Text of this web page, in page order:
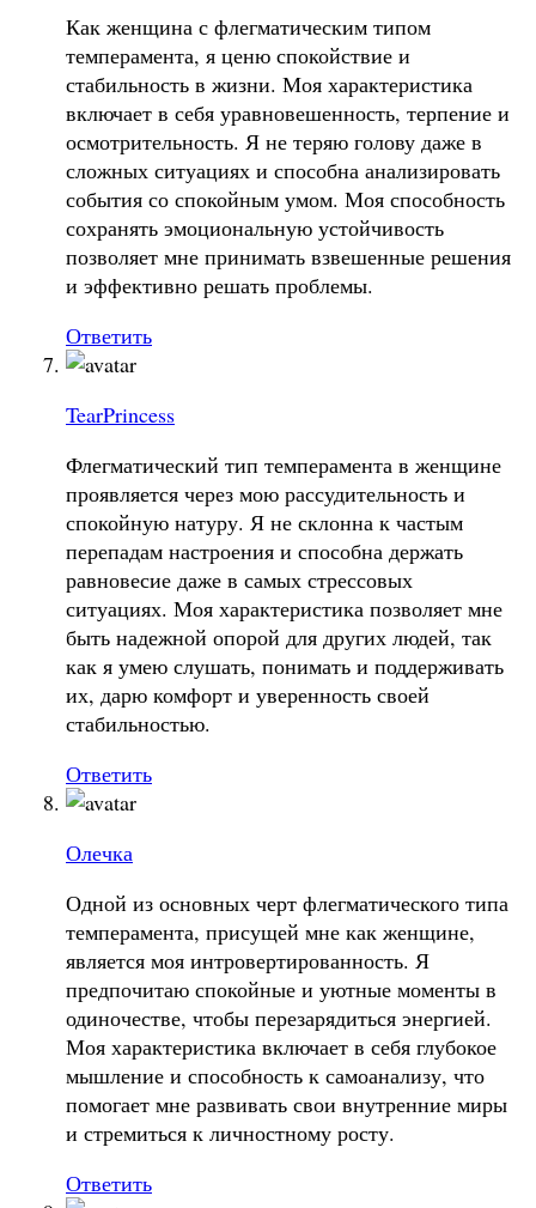
Как женщина с флегматическим типом
темперамента, я ценю спокойствие и
стабильность в жизни. Моя характеристика
включает в себя уравновешенность, терпение и
осмотрительность. Я не теряю голову даже в
сложных ситуациях и способна анализировать
события со спокойным умом. Моя способность
сохранять эмоциональную устойчивость
позволяет мне принимать взвешенные решения
и эффективно решать проблемы.
Ответить
TearPrincess
Флегматический тип темперамента в женщине
проявляется через мою рассудительность и
спокойную натуру. Я не склонна к частым
перепадам настроения и способна держать
равновесие даже в самых стрессовых
ситуациях. Моя характеристика позволяет мне
быть надежной опорой для других людей, так
как я умею слушать, понимать и поддерживать
их, дарю комфорт и уверенность своей
стабильностью.
Ответить
Олечка
Одной из основных черт флегматического типа
темперамента, присущей мне как женщине,
является моя интровертированность. Я
предпочитаю спокойные и уютные моменты в
одиночестве, чтобы перезарядиться энергией.
Моя характеристика включает в себя глубокое
мышление и способность к самоанализу, что
помогает мне развивать свои внутренние миры
и стремиться к личностному росту.
Ответить